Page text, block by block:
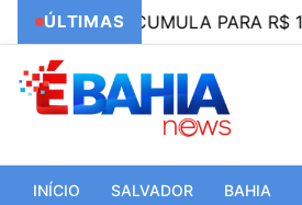
ÚLTIMAS
ACUMULA PARA R$ 165 MILHÕES
INÍCIO SALVADOR BAHIA